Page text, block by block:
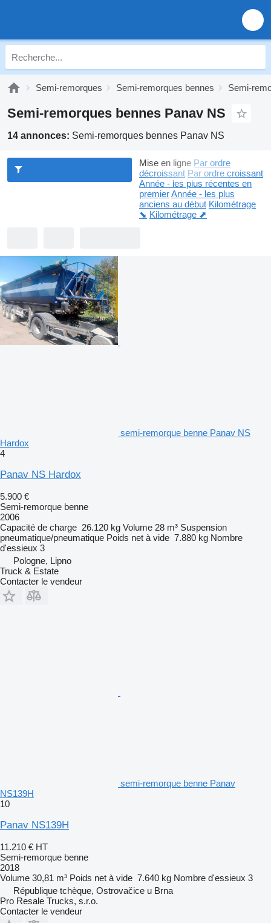
Semi-remorques Semi-remorques bennes Semi-
Semi-remorques bennes Panav NS
14 annonces: Semi-remorques bennes Panav NS
Mise en ligne Par ordre
décroissant Par ordre croissant
Année - les plus récentes en
premierAnnée - les plus
anciens au début Kilométrage
⬊ Kilométrage ⬈
semi-remorque benne Panav NS
Hardox
4
Panav NS Hardox
5.900 €
Semi-remorque benne
2006
Capacité de charge 26.120 kg Volume 28 m³ Suspension
pneumatique/pneumatique Poids net à vide 7.880 kg Nombre
d'essieux 3
Pologne, Lipno
Truck & Estate
Contacter le vendeur
semi-remorque benne Panav
NS139H
10
Panav NS139H
11.210 € HT
Semi-remorque benne
2018
Volume 30,81 m³ Poids net à vide 7.640 kg Nombre d'essieux 3
République tchèque, Ostrovačice u Brna
Pro Resale Trucks, s.r.o.
Contacter le vendeur